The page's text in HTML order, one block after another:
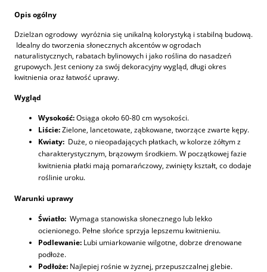
Opis ogólny
Dzielżan ogrodowy wyróżnia się unikalną kolorystyką i stabilną budową.
Idealny do tworzenia słonecznych akcentów w ogrodach
naturalistycznych, rabatach bylinowych i jako roślina do nasadzeń
grupowych. Jest ceniony za swój dekoracyjny wygląd, długi okres
kwitnienia oraz łatwość uprawy.
Wygląd
Wysokość:Osiąga około 60-80 cm wysokości.
Liście:Zielone, lancetowate, ząbkowane, tworzące zwarte kępy.
Kwiaty: Duże, o nieopadających płatkach, w kolorze żółtym z
charakterystycznym, brązowym środkiem. W początkowej fazie
kwitnienia płatki mają pomarańczowy, zwinięty kształt, co dodaje
roślinie uroku.
Warunki uprawy
Światło: Wymaga stanowiska słonecznego lub lekko
ocienionego. Pełne słońce sprzyja lepszemu kwitnieniu.
Podlewanie: Lubi umiarkowanie wilgotne, dobrze drenowane
podłoże.
Podłoże: Najlepiej rośnie w żyznej, przepuszczalnej glebie.